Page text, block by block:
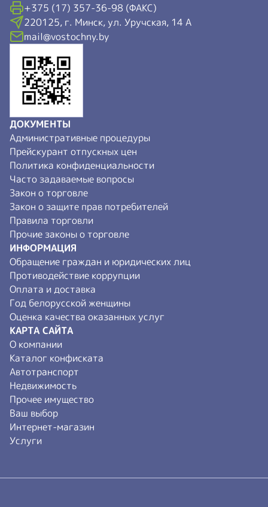
+375 (17) 357-36-98 (ФАКС)
220125, г. Минск, ул. Уручская, 14 А
mail@vostochny.by
ДОКУМЕНТЫ
Административные процедуры
Прейскурант отпускных цен
Политика конфиденциальности
Часто задаваемые вопросы
Закон о торговле
Закон о защите прав потребителей
Правила торговли
Прочие законы о торговле
ИНФОРМАЦИЯ
Обращение граждан и юридических лиц
Противодействие коррупции
Оплата и доставка
Год белорусской женщины
Оценка качества оказанных услуг
КАРТА САЙТА
О компании
Каталог конфиската
Автотранспорт
Недвижимость
Прочее имущество
Ваш выбор
Интернет-магазин
Услуги